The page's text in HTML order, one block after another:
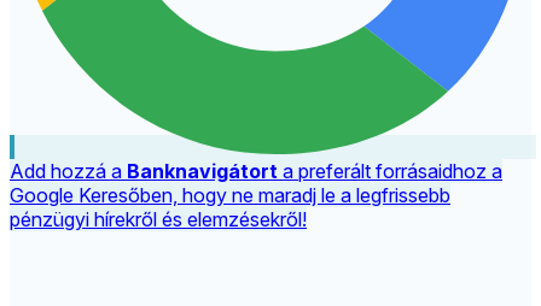
Add hozzá a Banknavigátort a preferált forrásaidhoz a
Google Keresőben, hogy ne maradj le a legfrissebb
pénzügyi hírekről és elemzésekről!